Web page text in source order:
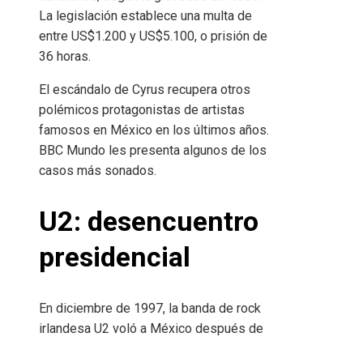
La legislación establece una multa de
entre US$1.200 y US$5.100, o prisión de
36 horas.
El escándalo de Cyrus recupera otros
polémicos protagonistas de artistas
famosos en México en los últimos años.
BBC Mundo les presenta algunos de los
casos más sonados.
U2: desencuentro
presidencial
En diciembre de 1997, la banda de rock
irlandesa U2 voló a México después de